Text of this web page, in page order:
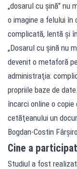
„dosarul cu șină” nu
o imagine a felului în
complicată, lentă și
„Dosarul cu şină nu
devenit o metaforă
administraţia:
propriile baze de
încarci online o
cetăţeanului un
Bogdan-Costin
Cine a
Studiul a fost